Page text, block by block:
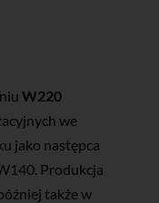
W220
we
jako następca
Produkcja
także w